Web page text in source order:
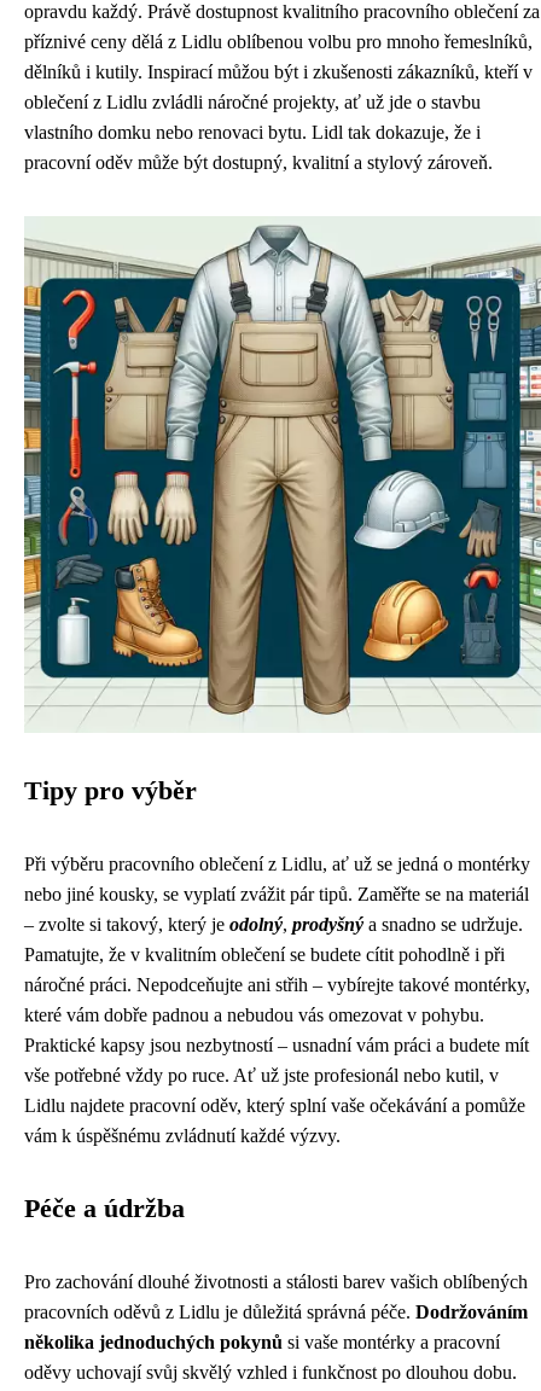
opravdu každý. Právě dostupnost kvalitního pracovního oblečení za
příznivé ceny dělá z Lidlu oblíbenou volbu pro mnoho řemeslníků,
dělníků i kutily. Inspirací můžou být i zkušenosti zákazníků, kteří v
oblečení z Lidlu zvládli náročné projekty, ať už jde o stavbu
vlastního domku nebo renovaci bytu. Lidl tak dokazuje, že i
pracovní oděv může být dostupný, kvalitní a stylový zároveň.
Tipy pro výběr
Při výběru pracovního oblečení z Lidlu, ať už se jedná o montérky
nebo jiné kousky, se vyplatí zvážit pár tipů. Zaměřte se na materiál
– zvolte si takový, který je odolný, prodyšný a snadno se udržuje.
Pamatujte, že v kvalitním oblečení se budete cítit pohodlně i při
náročné práci. Nepodceňujte ani střih – vybírejte takové montérky,
které vám dobře padnou a nebudou vás omezovat v pohybu.
Praktické kapsy jsou nezbytností – usnadní vám práci a budete mít
vše potřebné vždy po ruce. Ať už jste profesionál nebo kutil, v
Lidlu najdete pracovní oděv, který splní vaše očekávání a pomůže
vám k úspěšnému zvládnutí každé výzvy.
Péče a údržba
Pro zachování dlouhé životnosti a stálosti barev vašich oblíbených
pracovních oděvů z Lidlu je důležitá správná péče. Dodržováním
několika jednoduchých pokynů si vaše montérky a pracovní
oděvy uchovají svůj skvělý vzhled i funkčnost po dlouhou dobu.